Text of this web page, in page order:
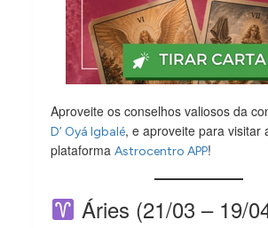
Aproveite os conselhos valiosos da
D’ Oyá Igbalé, e aproveite para visitar
plataformaAstrocentro APP!
Áries (21/03 – 19/